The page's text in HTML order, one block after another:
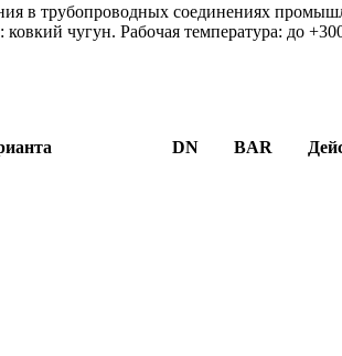
в трубопроводных соединениях
чугун. Рабочая температура: до
DN BAR